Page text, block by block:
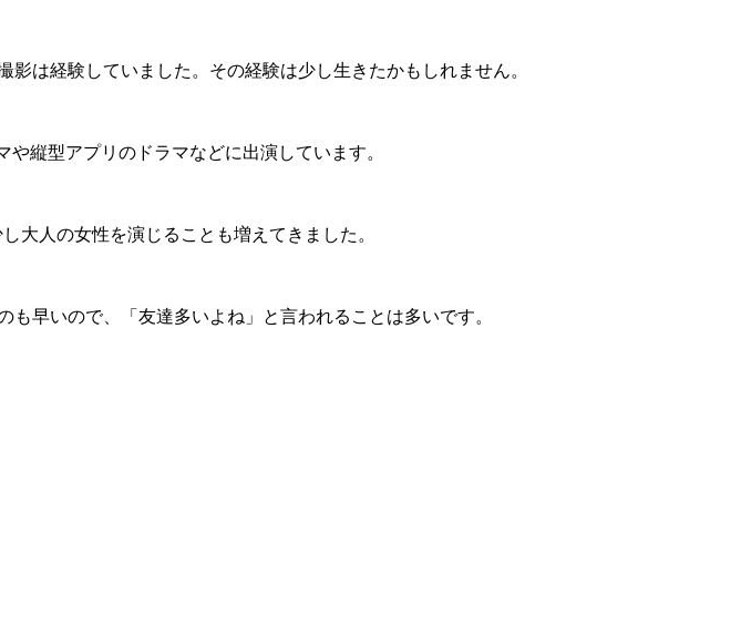
は経験していました。その経験は少し生きたかもしれません。
縦型アプリのドラマなどに出演しています。
大人の女性を演じることも増えてきました。
早いので、「友達多いよね」と言われることは多いです。